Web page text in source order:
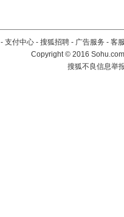
- 支付中心 - 搜狐招聘 - 广告服务 - 客
Copyright©2016
搜狐不良信息举